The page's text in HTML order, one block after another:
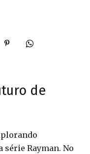
de
Rayman. No